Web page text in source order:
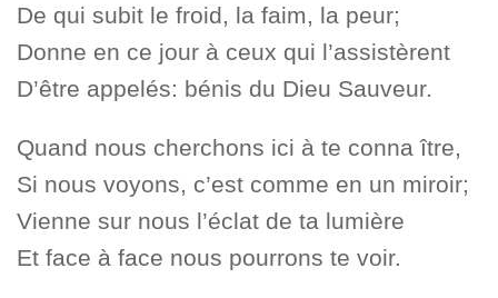
De qui subit le froid, la faim, la peur;
Donne en ce jour à ceux qui l’assistèrent
D’être appelés: bénis du Dieu Sauveur.
Quand nous cherchons ici à te conna ître,
Si nous voyons, c’est comme en un miroir;
Vienne sur nous l’éclat de ta lumière
Et face à face nous pourrons te voir.